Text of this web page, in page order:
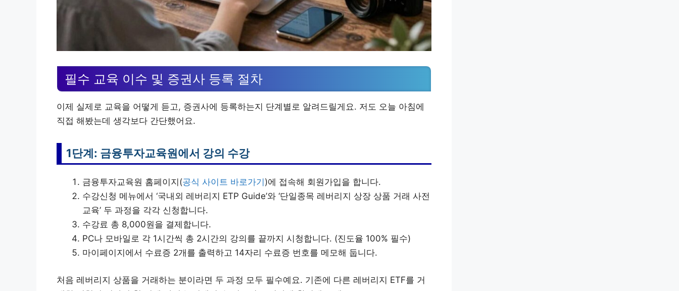
필수 교육 이수 및 증권사 등록 절차
이제 실제로 교육을 어떻게 듣고, 증권사에 등록하는지 단계별로 알려드릴게요. 저도 오늘 아침에
직접 해봤는데 생각보다 간단했어요.
1단계: 금융투자교육원에서 강의 수강
금융투자교육원 홈페이지(공식 사이트 바로가기 )에 접속해 회원가입을 합니다.
수강신청 메뉴에서 ‘국내외 레버리지 ETP Guide’와 ‘단일종목 레버리지 상장 상품 거래 사전
교육’ 두 과정을 각각 신청합니다.
수강료 총 8,000원을 결제합니다.
PC나 모바일로 각 1시간씩 총 2시간의 강의를 끝까지 시청합니다. (진도율 100% 필수)
마이페이지에서 수료증 2개를 출력하고 14자리 수료증 번호를 메모해 둡니다.
처음 레버리지 상품을 거래하는 분이라면 두 과정 모두 필수예요. 기존에 다른 레버리지 ETF를 거